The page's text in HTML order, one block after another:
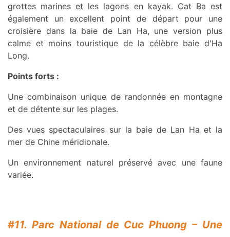
grottes marines et les lagons en kayak. Cat Ba est
également un excellent point de départ pour une
croisière dans la baie de Lan Ha, une version plus
calme et moins touristique de la célèbre baie d'Ha
Long.
Points forts :
Une combinaison unique de randonnée en montagne
et de détente sur les plages.
Des vues spectaculaires sur la baie de Lan Ha et la
mer de Chine méridionale.
Un environnement naturel préservé avec une faune
variée.
#11. Parc National de Cuc Phuong – Une